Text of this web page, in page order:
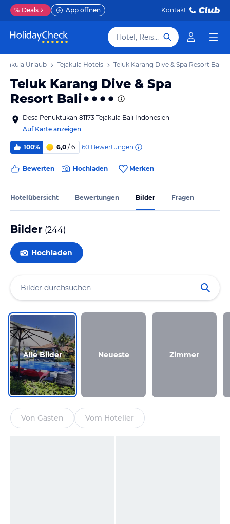
% Deals App öffnen Kontakt
Hotel, Reiseziel
Tejakula Urlaub Tejakula Hotels Teluk Karang Dive & Spa Resort Bali
Teluk Karang Dive & Spa
Resort Bali
Desa Penuktukan 81173 Tejakula Bali Indonesien
Auf Karte anzeigen
100% 6,0 / 6 60 Bewertungen
Bewerten Hochladen Merken
Hotelübersicht Bewertungen Bilder Fragen
Bilder (244)
Hochladen
Alle Bilder Neueste Zimmer
Von Gästen Vom Hotelier